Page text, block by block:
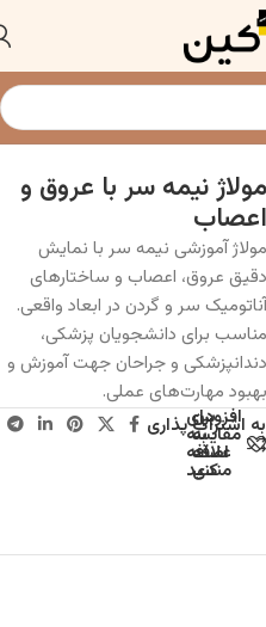
مولاژ نیمه سر با عروق و
اعصاب
مولاژ آموزشی نیمه سر با نمایش
دقیق عروق، اعصاب و ساختارهای
آناتومیک سر و گردن در ابعاد واقعی.
مناسب برای دانشجویان پزشکی،
دندانپزشکی و جراحان جهت آموزش و
بهبود مهارت‌های عملی.
برای
مقایسه
اضافه
کنید
افزودن
به
علاقه
مندی
به اشتراک پذاری